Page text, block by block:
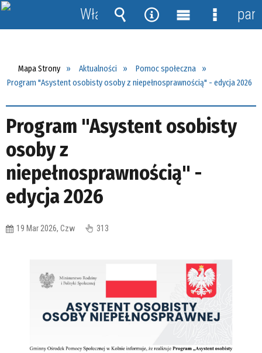
Mapa Strony Aktualności
Pomoc społeczna
Program "Asystent osobisty osoby z niepełnosprawnością" - edycja 2026
Program "Asystent osobisty
osoby z
niepełnosprawnością" -
edycja 2026
19 Mar 2026, Czw 313
Włącz
powiadomienia
Wyszukiwarka
Narzędzia
MenuMenu